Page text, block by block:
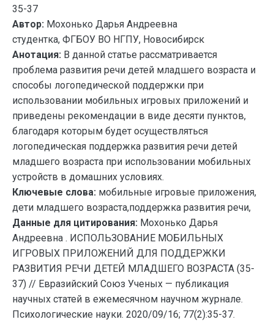
35-37
Автор: Мохонько Дарья Андреевна
студентка, ФГБОУ ВО НГПУ, Новосибирск
Анотация: В данной статье рассматривается
проблема развития речи детей младшего возраста и
способы логопедической поддержки при
использовании мобильных игровых приложений и
приведены рекомендации в виде десяти пунктов,
благодаря которым будет осуществляться
логопедическая поддержка развития речи детей
младшего возраста при использовании мобильных
устройств в домашних условиях.
Ключевые слова: мобильные игровые приложения,
дети младшего возраста,поддержка развития речи,
Данные для цитирования: Мохонько Дарья
Андреевна . ИСПОЛЬЗОВАНИЕ МОБИЛЬНЫХ
ИГРОВЫХ ПРИЛОЖЕНИЙ ДЛЯ ПОДДЕРЖКИ
РАЗВИТИЯ РЕЧИ ДЕТЕЙ МЛАДШЕГО ВОЗРАСТА (35-
37) // Евразийский Союз Ученых — публикация
научных статей в ежемесячном научном журнале.
Психологические науки. 2020/09/16; 77(2):35-37.